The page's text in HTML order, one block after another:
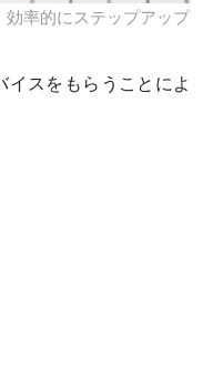
効率的にステップアップ
イスをもらうことによ